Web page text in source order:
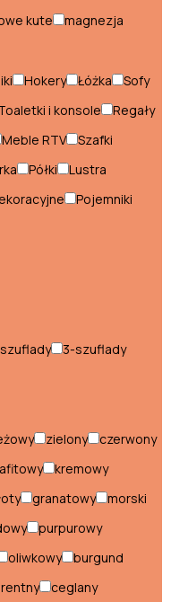
kute magnezja
Hokery Łóżka
Sofy
i konsole
Regały
Meble RTV
Szafki
Półki
Lustra
Pojemniki
3-szuflady
zielony
czerwony
kremowy
granatowy
morski
purpurowy
oliwkowy
burgund
ceglany